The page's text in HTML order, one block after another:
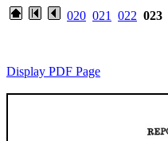
020 021 022 023
Display PDF Page